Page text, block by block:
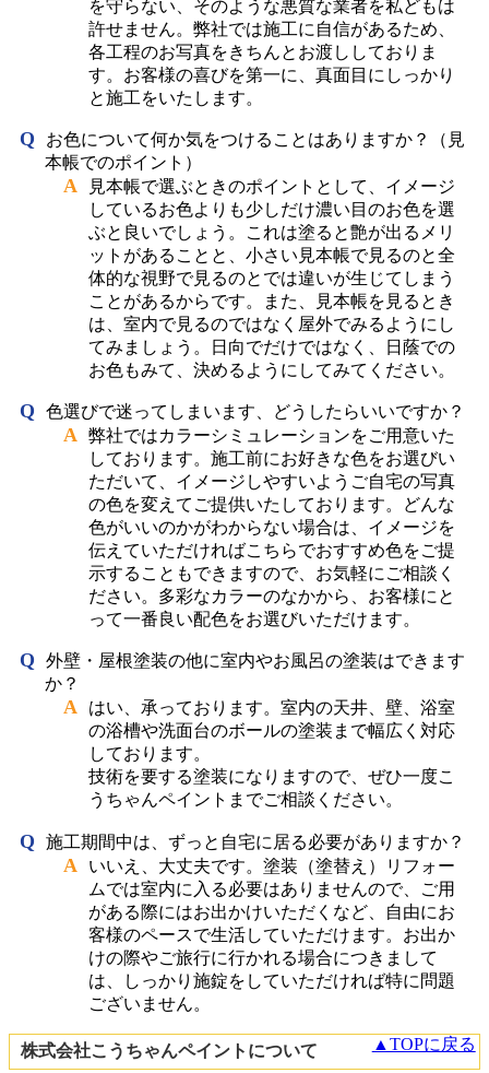
を守らない、そのような悪質な業者を私どもは
許せません。弊社では施工に自信があるため、
各工程のお写真をきちんとお渡ししておりま
す。お客様の喜びを第一に、真面目にしっかり
と施工をいたします。
お色について何か気をつけることはありますか？（見
本帳でのポイント）
見本帳で選ぶときのポイントとして、イメージ
しているお色よりも少しだけ濃い目のお色を選
ぶと良いでしょう。これは塗ると艶が出るメリ
ットがあることと、小さい見本帳で見るのと全
体的な視野で見るのとでは違いが生じてしまう
ことがあるからです。また、見本帳を見るとき
は、室内で見るのではなく屋外でみるようにし
てみましょう。日向でだけではなく、日蔭での
お色もみて、決めるようにしてみてください。
色選びで迷ってしまいます、どうしたらいいですか？
弊社ではカラーシミュレーションをご用意いた
しております。施工前にお好きな色をお選びい
ただいて、イメージしやすいようご自宅の写真
の色を変えてご提供いたしております。どんな
色がいいのかがわからない場合は、イメージを
伝えていただければこちらでおすすめ色をご提
示することもできますので、お気軽にご相談く
ださい。多彩なカラーのなかから、お客様にと
って一番良い配色をお選びいただけます。
外壁・屋根塗装の他に室内やお風呂の塗装はできます
か？
はい、承っております。室内の天井、壁、浴室
の浴槽や洗面台のボールの塗装まで幅広く対応
しております。
技術を要する塗装になりますので、ぜひ一度こ
うちゃんペイントまでご相談ください。
施工期間中は、ずっと自宅に居る必要がありますか？
いいえ、大丈夫です。塗装（塗替え）リフォー
ムでは室内に入る必要はありませんので、ご用
がある際にはお出かけいただくなど、自由にお
客様のペースで生活していただけます。お出か
けの際やご旅行に行かれる場合につきまして
は、しっかり施錠をしていただければ特に問題
ございません。
▲TOPに戻る
株式会社こうちゃんペイントについて